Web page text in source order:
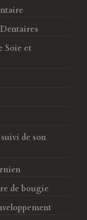
Soie et
de son
de bougie